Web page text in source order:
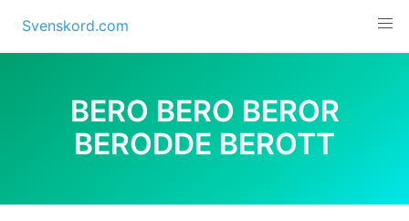
content
Svenskord.com
BERO BERO BEROR
BERODDE BEROTT